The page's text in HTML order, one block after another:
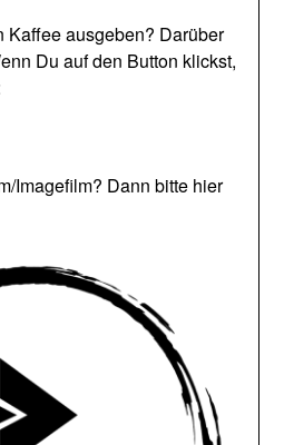
Kaffee ausgeben? Darüber
Du auf den Button klickst,
Imagefilm? Dann bitte hier